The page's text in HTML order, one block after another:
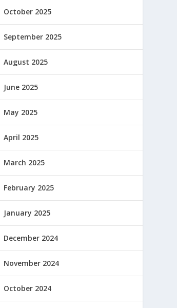
October 2025
September 2025
August 2025
June 2025
May 2025
April 2025
March 2025
February 2025
January 2025
December 2024
November 2024
October 2024